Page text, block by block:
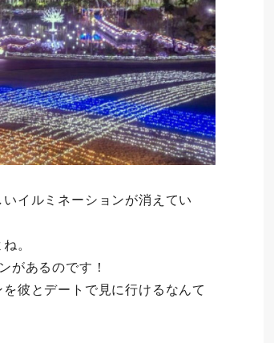
イルミネーションが消えてい
。
があるのです！
彼とデートで見に行けるなんて